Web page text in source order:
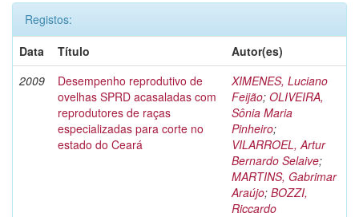
Registos:
Data
Título
Autor(es)
2009
Desempenho reprodutivo de
ovelhas SPRD acasaladas com
reprodutores de raças
especializadas para corte no
estado do Ceará
XIMENES, Luciano
Feijão; OLIVEIRA,
Sônia Maria
Pinheiro;
VILARROEL, Artur
Bernardo Selaive;
MARTINS, Gabrimar
Araújo; BOZZI,
Riccardo